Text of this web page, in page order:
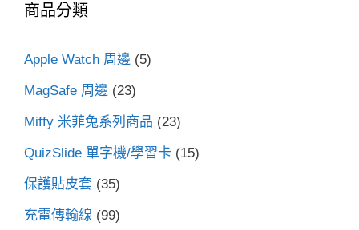
字:
商品分類
Apple Watch 周邊 (5)
MagSafe 周邊 (23)
Miffy 米菲兔系列商品 (23)
QuizSlide 單字機/學習卡 (15)
保護貼皮套 (35)
充電傳輸線 (99)